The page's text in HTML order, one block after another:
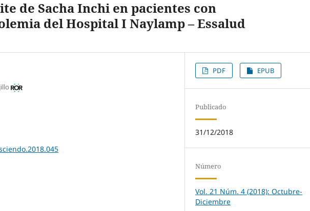
de Sacha Inchi en pacientes con
del Hospital I Naylamp – Essalud
PDF EPUB
Publicado
31/12/2018
Número
Vol. 21 Núm. 4 (2018): Octubre-
Diciembre